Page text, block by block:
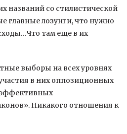
названий со стилистической
главные лозунги, что нужно
там еще в их
выборы на всех уровнях
в них оппозиционных
Никакого отношения к